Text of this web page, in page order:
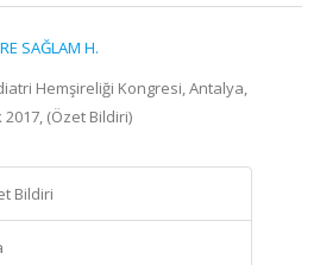
SAĞLAM H.
Hemşireliği Kongresi, Antalya,
2017, (Özet Bildiri)
Bildiri